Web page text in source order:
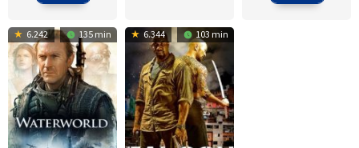
6.242 135 min 6.344 103 min